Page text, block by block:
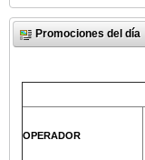
Promociones del día
OPERADOR